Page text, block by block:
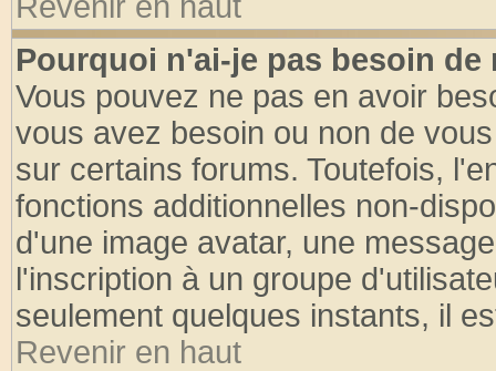
Pourquoi n'ai-je pas besoin de
Vous pouvez ne pas en avoir
vous avez besoin ou non de
sur certains forums. Toutefois,
fonctions additionnelles non-
d'une image avatar, une
l'inscription à un groupe
seulement quelques instants, il
Revenir en haut